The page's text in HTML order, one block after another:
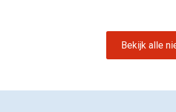
Bekijk alle